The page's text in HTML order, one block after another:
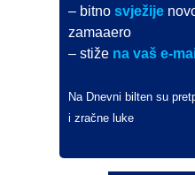
– bitnosvježije
zamaaero
– stiže na vaš e-
Na Dnevni bilten su
i zračne luke